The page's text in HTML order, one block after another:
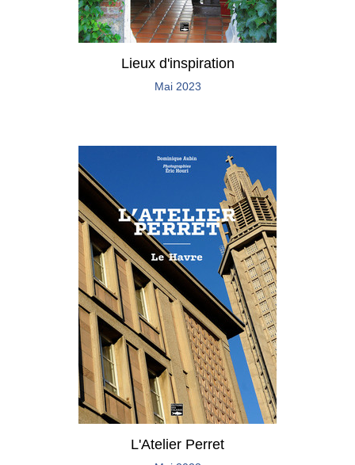
Lieux d'inspiration
Mai 2023
L'Atelier Perret